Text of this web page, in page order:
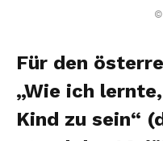
©
Für den
„Wie ich
Kind zu sein“